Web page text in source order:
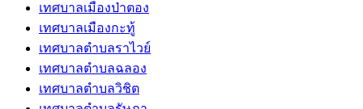
เทศบาลเมืองป่าตอง
เทศบาลเมืองกะทู้
เทศบาลตำบลราไวย์
เทศบาลตำบลฉลอง
เทศบาลตำบลวิชิต